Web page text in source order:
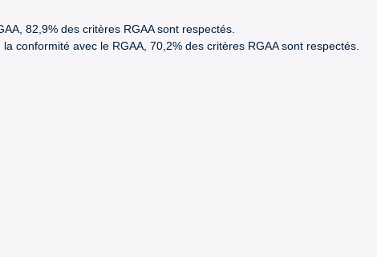
82,9% des critères RGAA sont respectés.
conformité avec le RGAA, 70,2% des critères RGAA sont respectés.